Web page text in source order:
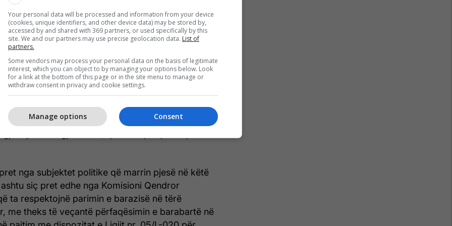
paragrafin 8 të këtij ligji, Avokati i Popullit thotë se
gjinor në të gjitha organet legjislative,
dhe institucionet e tjera publike arrihet kur
minimal prej 50% për secilën gjini, përfshirë
drejtuese dhe vendimmarrëse”.
me përparësinë e zbatimit të akteve
i Popullit thekson zëshëm se dispozitat e Ligjit nr.
Gjinore kanë përparësi ndaj dispozitave të Ligjit
e Përgjithshme, që flasin për përfaqësimin
nga subjektet politike që marrin pjesë në këtë
siç pret edhe nga Komisioni Qendror
ta respektojnë parimin e barazisë në tërë
me theks të veçantë përfaqësimin e barabartë në
Your personal data will be processed and information from your device
(cookies, unique identifiers, and other device data) may be stored by,
accessed by and shared with 369 partners, or used specifically by this
site. We and our partners may use precise geolocation data. List of
partners.
Some vendors may process your personal data on the basis of legitimate
interest, which you can object to by managing your options below. Look
for a link at the bottom of this page or in the site menu to manage or
withdraw consent in privacy and cookie settings.
Consent
Manage options